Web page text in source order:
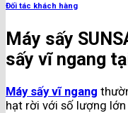
Đối tác khách hàng
Máy sấy
sấy vĩ ngang
Máy sấy vĩ ngang
hạt rời với số lượng lớn